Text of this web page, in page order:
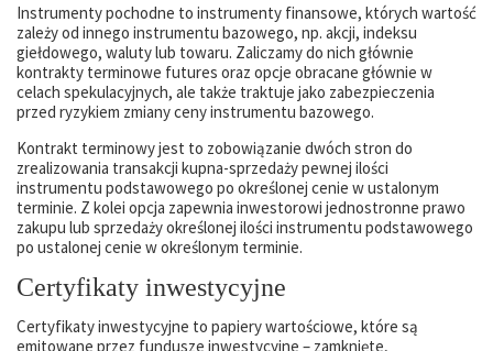
Instrumenty pochodne to instrumenty finansowe, których wartość
zależy od innego instrumentu bazowego, np. akcji, indeksu
giełdowego, waluty lub towaru. Zaliczamy do nich głównie
kontrakty terminowe futures oraz opcje obracane głównie w
celach spekulacyjnych, ale także traktuje jako zabezpieczenia
przed ryzykiem zmiany ceny instrumentu bazowego.
Kontrakt terminowy jest to zobowiązanie dwóch stron do
zrealizowania transakcji kupna-sprzedaży pewnej ilości
instrumentu podstawowego po określonej cenie w ustalonym
terminie. Z kolei opcja zapewnia inwestorowi jednostronne prawo
zakupu lub sprzedaży określonej ilości instrumentu podstawowego
po ustalonej cenie w określonym terminie.
Certyfikaty inwestycyjne
Certyfikaty inwestycyjne to papiery wartościowe, które są
emitowane przez fundusze inwestycyjne – zamknięte,